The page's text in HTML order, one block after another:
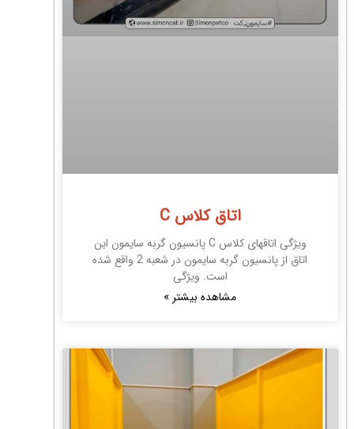
اتاق کلاس C
ویژگی اتاقهای کلاس C پانسیون گربه سایمون این
اتاق از پانسیون گربه سایمون در شعبه 2 واقع شده
است. ویژگی
مشاهده بیشتر »